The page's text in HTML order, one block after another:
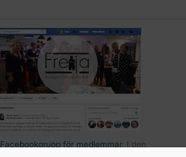
Facebookgrupp för medlemmar. I den